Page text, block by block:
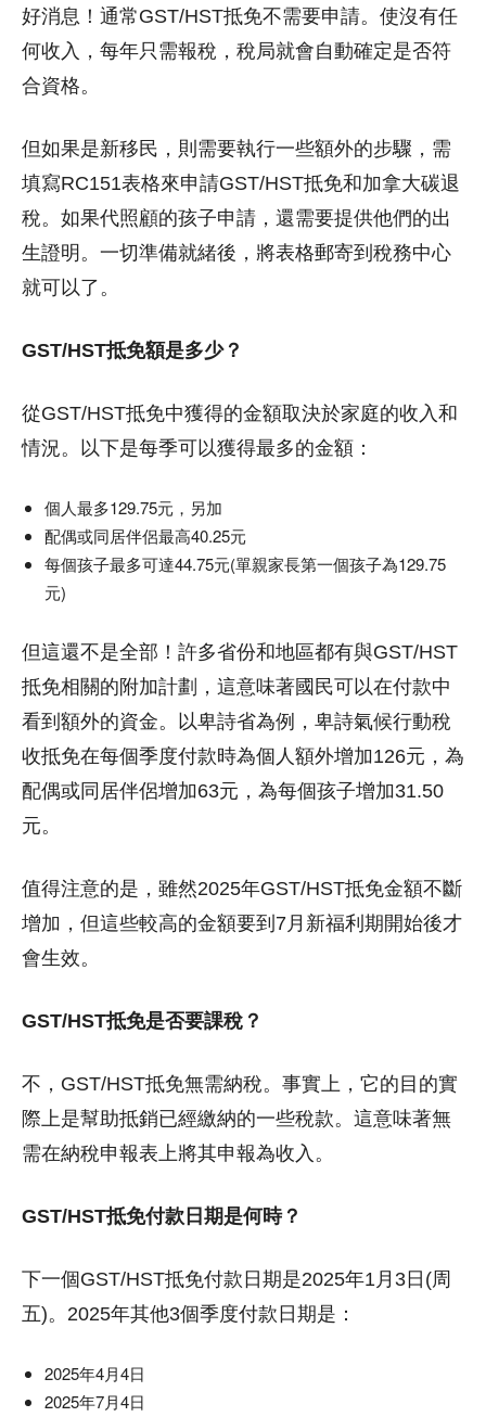
好消息！通常GST/HST抵免不需要申請。 使沒有任
何收入，每年只需報稅，稅局就會自動確定是否符
合資格。
但如果是新移民，則需要執行一些額外的步驟， 需
填寫RC151表格來申請GST/HST抵免和加拿大碳退
稅。 如果代照顧的孩子申請，還需要提供他們的出
生證明。 一切準備就緒後，將表格郵寄到稅務中心
就可以了。
GST/HST抵免額是多少？
從GST/HST抵免中獲得的金額取決於家庭的收入和
情況。
以下是每季可以獲得最多的金額：
個人最多129.75元，另加
配偶或同居伴侶最高40.25元
每個孩子最多可達44.75元(單親家長第一個孩子為129.75
元)
但這還不是全部！ 許多省份和地區都有與GST/HST
抵免相關的附加計劃，這意味著國民可以在付款中
看到額外的資金。以卑詩省為例，卑詩氣候行動稅
收抵免在每個季度付款時為個人額外增加126元，為
配偶或同居伴侶增加63元，為每個孩子增加31.50
元。
值得注意的是，雖然2025年GST/HST抵免金額不斷
增加，但這些較高的金額要到7月新福利期開始後才
會生效。
GST/HST抵免是否要課稅？
不，GST/HST抵免無需納稅。 事實上，它的目的實
際上是幫助抵銷已經繳納的一些稅款。 這意味著無
需在納稅申報表上將其申報為收入。
GST/HST抵免付款日期是何時？
下一個GST/HST抵免付款日期是2025年1月3日(周
五)。 2025年其他3個季度付款日期是：
2025年4月4日
2025年7月4日